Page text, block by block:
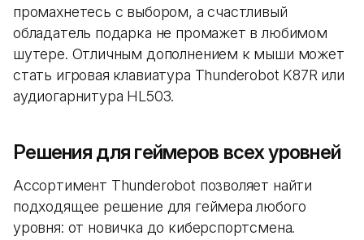
промахнетесь с выбором, а счастливый
обладатель подарка не промажет в любимом
шутере. Отличным дополнением к мыши может
стать игровая клавиатура Thunderobot K87R или
аудиогарнитура HL503.
Решения для геймеров всех уровней
Ассортимент Thunderobot позволяет найти
подходящее решение для геймера любого
уровня: от новичка до киберспортсмена.